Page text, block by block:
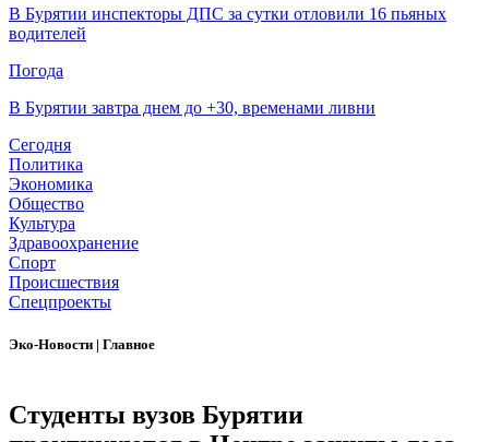
В Бурятии инспекторы ДПС за сутки отловили 16 пьяных
водителей
Погода
В Бурятии завтра днем до +30, временами ливни
Сегодня
Политика
Экономика
Общество
Культура
Здравоохранение
Спорт
Происшествия
Спецпроекты
Эко-Новости | Главное
Студенты вузов Бурятии